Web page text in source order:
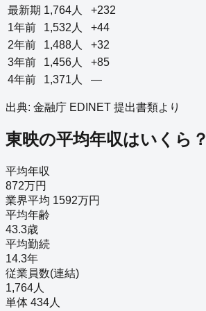
最新期 1,764人
+232
1年前
1,532 人
+44
2年前
1,488人
+32
3年前
1,456人
+85
4年前
1,371 人 —
出典: 金融庁 EDINET 提出書類より
東映の平均年収はいくら？
平均年収
872万円
業界平均 1592万円
平均年齢
43.3歳
平均勤続
14.3年
従業員数(連結)
1,764人
単体 434人